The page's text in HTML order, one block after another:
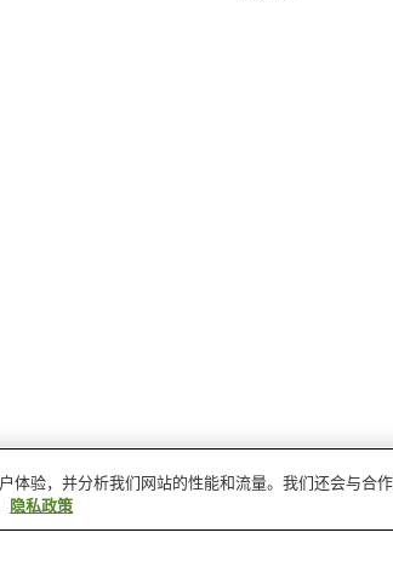
体验，并分析我们网站的性能和流量。我们还会与合
隐私政策